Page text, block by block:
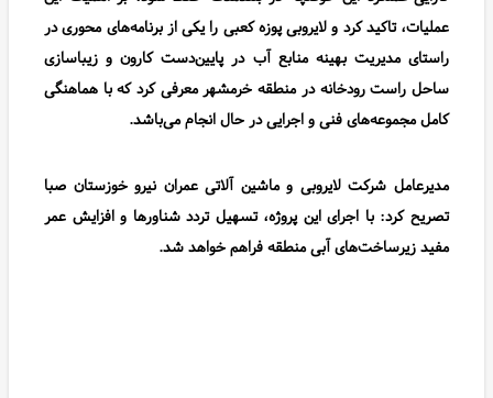
عملیات، تاکید کرد و لایروبی پوزه کعبی را یکی از برنامه‌های محوری در
راستای مدیریت بهینه منابع آب در پایین‌دست کارون و زیباسازی
ساحل راست رودخانه در منطقه خرمشهر معرفی کرد که با هماهنگی
کامل مجموعه‌های فنی و اجرایی در حال انجام می‌باشد.
مدیرعامل شرکت لایروبی و ماشین آلاتی عمران نیرو خوزستان صبا
تصریح کرد: با اجرای این پروژه، تسهیل تردد شناورها و افزایش عمر
مفید زیرساخت‌های آبی منطقه فراهم خواهد شد.